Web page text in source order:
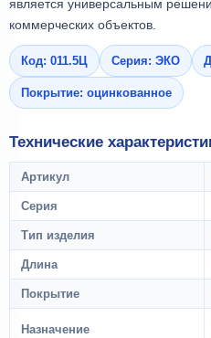
является универсальным
коммерческих объектов.
Код: 011.5Ц Серия: ЭКО
Покрытие: оцинкованное
Технические
Артикул
Серия
Тип изделия
Длина
Покрытие
Назначение